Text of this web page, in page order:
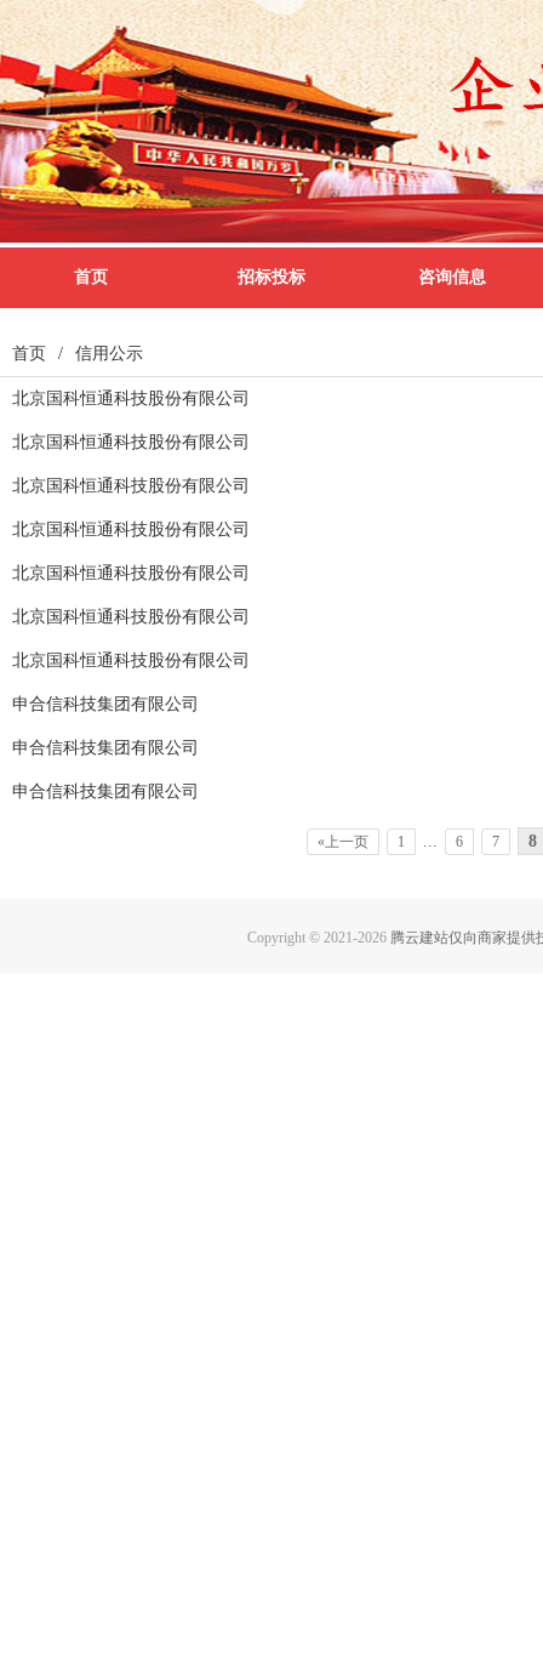
首页 招标投标 咨询信息
首页 / 信用公示
北京国科恒通科技股份有限公司
北京国科恒通科技股份有限公司
北京国科恒通科技股份有限公司
北京国科恒通科技股份有限公司
北京国科恒通科技股份有限公司
北京国科恒通科技股份有限公司
北京国科恒通科技股份有限公司
申合信科技集团有限公司
申合信科技集团有限公司
申合信科技集团有限公司
«上一页 1 ... 6 7 8
Copyright © 2021-2026 腾云建站仅向商家提供